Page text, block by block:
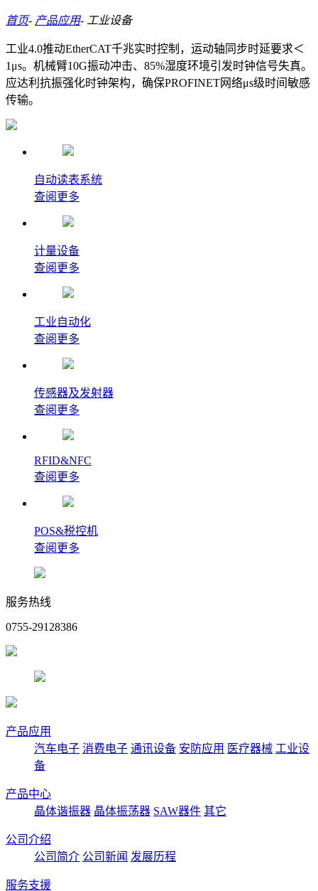
首页- 产品应用- 工业设备
工业4.0推动EtherCAT千兆实时控制，运动轴同步时延要求＜
1μs。机械臂10G振动冲击、85%湿度环境引发时钟信号失真。
应达利抗振强化时钟架构，确保PROFINET网络μs级时间敏感
传输。
自动读表系统
查阅更多
计量设备
查阅更多
工业自动化
查阅更多
传感器及发射器
查阅更多
RFID&NFC
查阅更多
POS&税控机
查阅更多
服务热线
0755-29128386
产品应用
汽车电子 消费电子 通讯设备 安防应用 医疗器械 工业设
备
产品中心
晶体谐振器 晶体振荡器 SAW器件 其它
公司介绍
公司简介 公司新闻 发展历程
服务支援